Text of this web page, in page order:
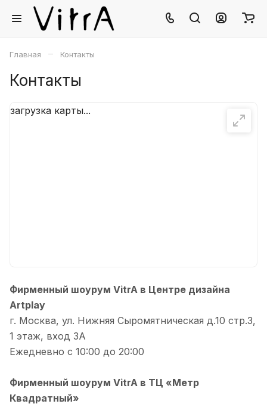
Главная – Контакты
Контакты
Фирменный шоурум VitrA в Центре дизайна
Artplay
г. Москва, ул. Нижняя Сыромятническая д.10 стр.3,
1 этаж, вход 3A
Ежедневно с 10:00 до 20:00
Фирменный шоурум VitrA в ТЦ «Метр
Квадратный»
загрузка карты...